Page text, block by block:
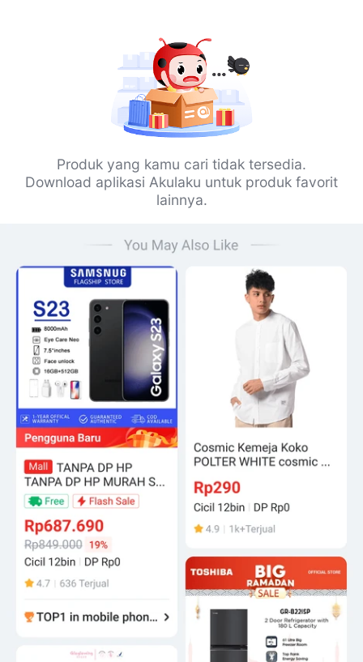
Produk yang kamu cari tidak tersedia.
Download aplikasi Akulaku untuk produk favorit
lainnya.